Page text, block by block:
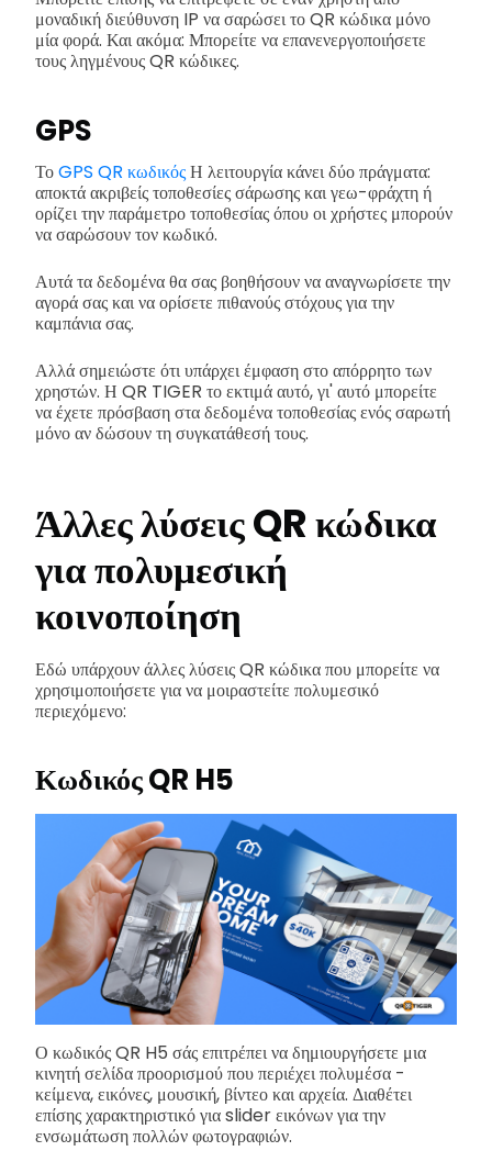
μοναδική διεύθυνση IP να σαρώσει το QR κώδικα μόνο
μία φορά. Και ακόμα: Μπορείτε να επανενεργοποιήσετε
τους ληγμένους QR κώδικες.
GPS
ΤοGPS QR κωδικόςΗ λειτουργία κάνει δύο πράγματα:
αποκτά ακριβείς τοποθεσίες σάρωσης και γεω-φράχτη ή
ορίζει την παράμετρο τοποθεσίας όπου οι χρήστες μπορούν
να σαρώσουν τον κωδικό.
Αυτά τα δεδομένα θα σας βοηθήσουν να αναγνωρίσετε την
αγορά σας και να ορίσετε πιθανούς στόχους για την
καμπάνια σας.
Αλλά σημειώστε ότι υπάρχει έμφαση στο απόρρητο των
χρηστών. Η QR TIGER το εκτιμά αυτό, γι' αυτό μπορείτε
να έχετε πρόσβαση στα δεδομένα τοποθεσίας ενός σαρωτή
μόνο αν δώσουν τη συγκατάθεσή τους.
Άλλες λύσεις QR κώδικα
για πολυμεσική
κοινοποίηση
Εδώ υπάρχουν άλλες λύσεις QR κώδικα που μπορείτε να
χρησιμοποιήσετε για να μοιραστείτε πολυμεσικό
περιεχόμενο:
Κωδικός QR H5
Ο κωδικός QR H5 σάς επιτρέπει να δημιουργήσετε μια
κινητή σελίδα προορισμού που περιέχει πολυμέσα -
κείμενα, εικόνες, μουσική, βίντεο και αρχεία. Διαθέτει
επίσης χαρακτηριστικό για slider εικόνων για την
ενσωμάτωση πολλών φωτογραφιών.